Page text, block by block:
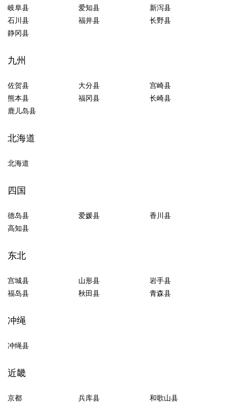
岐阜县
爱知县
新泻县
石川县
福井县
长野县
静冈县
九州
佐贺县 大分县
宫崎县
熊本县
福冈县
长崎县
鹿儿岛县
北海道
北海道
四国
德岛县 爱媛县
香川县
高知县
东北
宫城县 山形县
岩手县
福岛县
秋田县 青森县
冲绳
冲绳县
近畿
京都 兵库县
和歌山县